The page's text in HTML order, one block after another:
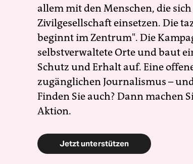
allem mit den Menschen, die
Zivilgesellschaft einsetzen. Die
beginnt im Zentrum". Die
selbstverwaltete Orte und baut
Schutz und Erhalt auf. Eine
zugänglichen Journalismus –
Finden Sie auch? Dann machen
Aktion.
Jetzt unterstützen